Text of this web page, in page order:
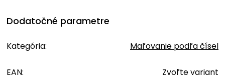
Dodatočné parametre
Kategória: Maľovanie podľa čísel
EAN: Zvoľte variant